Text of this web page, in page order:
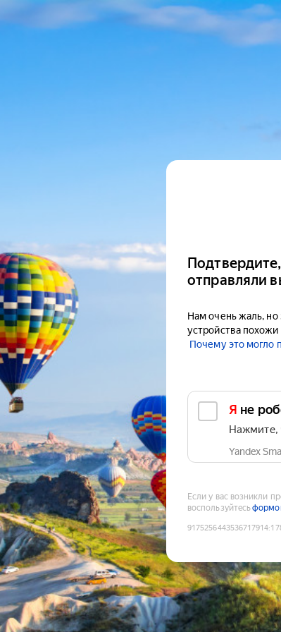
отправляли
Нам очень жаль, но
устройства
Почему это могло
Я не
Нажмите,
Yandex
Если у вас возникли
воспользуйтесь
9175256443536717914: